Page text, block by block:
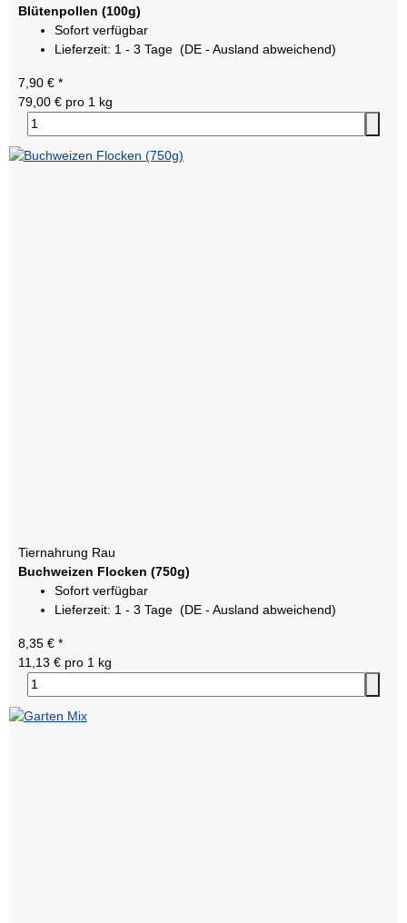
Blütenpollen (100g)
Sofort verfügbar
Lieferzeit: 1 - 3 Tage (DE - Ausland abweichend)
7,90 € *
79,00 € pro 1 kg
Tiernahrung Rau
Buchweizen Flocken (750g)
Sofort verfügbar
Lieferzeit: 1 - 3 Tage (DE - Ausland abweichend)
8,35 € *
11,13 € pro 1 kg